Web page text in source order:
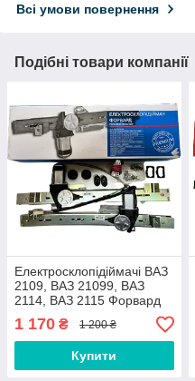
Всі умови повернення
Подібні товари компанії
Електросклопідіймачі ВАЗ
2109, ВАЗ 21099, ВАЗ
2114, ВАЗ 2115 Форвард
комплект
1 170 ₴ 1 200 ₴
Купити